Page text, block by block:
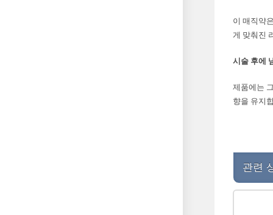
이 매직약
게 맞춰진
시술 후에
제품에는
향을 유지
관련